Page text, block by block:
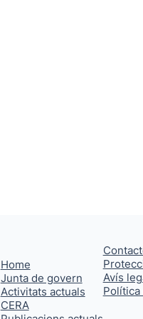
Home
Junta de govern
Activitats actuals
CERA
Avís